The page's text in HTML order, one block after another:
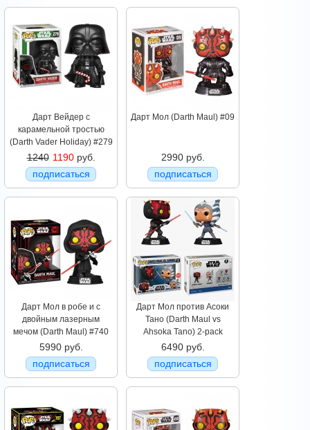
Дарт Вейдер с
карамельной тростью
(Darth Vader Holiday) #279
1240 1190руб.
подписаться
Дарт Мол (Darth Maul) #09
2990 руб.
подписаться
Дарт Мол в робе и с
двойным лазерным
мечом (Darth Maul) #740
5990 руб.
подписаться
Дарт Мол против Асоки
Тано (Darth Maul vs
Ahsoka Tano) 2-pack
6490 руб.
подписаться